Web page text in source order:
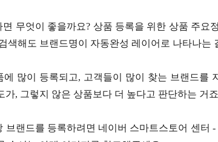
무엇이 좋을까요? 상품 등록을 위한 상품 주요
색해도 브랜드명이 자동완성 레이어로 나타나는
에 많이 등록되고, 고객들이 많이 찾는 브랜드를
가, 그렇지 않은 상품보다 더 높다고 판단하는 거
브랜드를 등록하려면 네이버 스마트스토어 센터